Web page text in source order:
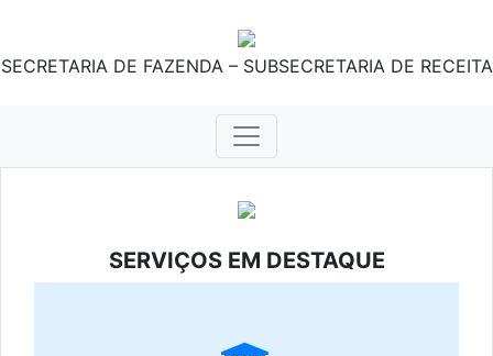
SECRETARIA DE FAZENDA – SUBSECRETARIA DE RECEITA
SERVIÇOS EM DESTAQUE